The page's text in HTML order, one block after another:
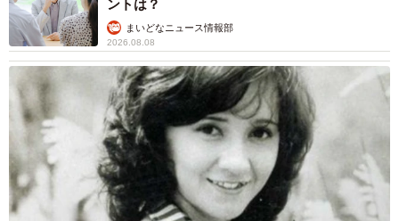
ントは？
まいどなニュース情報部
2026.08.08